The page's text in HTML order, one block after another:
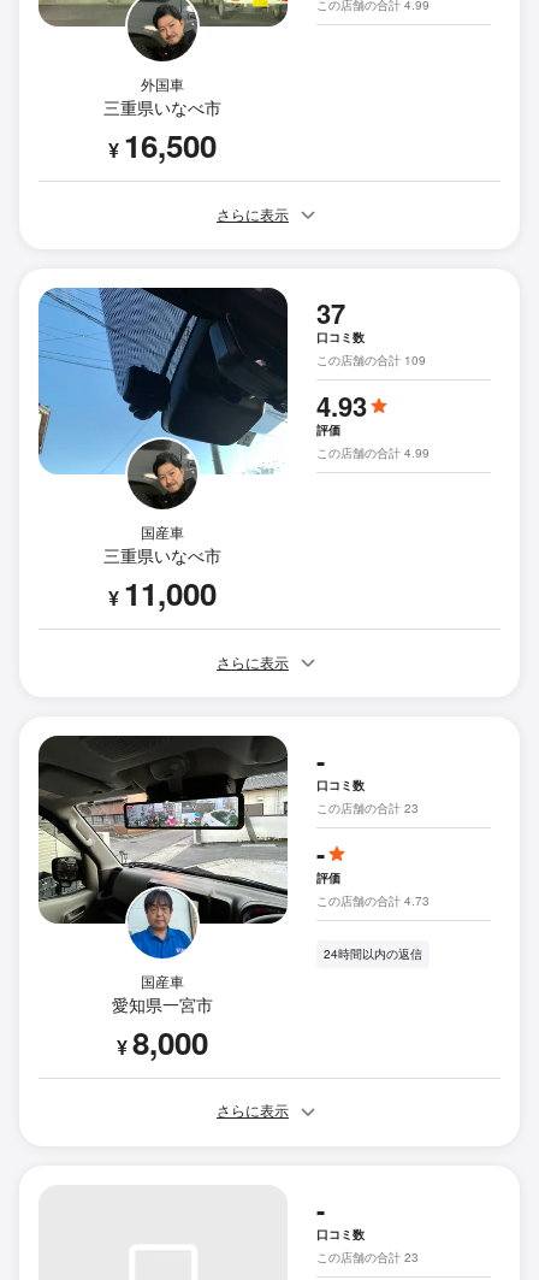
外国車
三重県いなべ市
¥ 16,500
この店舗の合計 4.99
さらに表示
国産車
三重県いなべ市
¥ 11,000
37
口コミ数
この店舗の合計 109
4.93
評価
この店舗の合計 4.99
さらに表示
国産車
愛知県一宮市
¥8,000
-
口コミ数
この店舗の合計 23
-
評価
この店舗の合計 4.73
24時間以内の返信
さらに表示
-
口コミ数
この店舗の合計 23